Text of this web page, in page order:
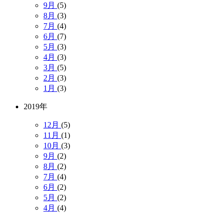
9月 (5)
8月 (3)
7月 (4)
6月 (7)
5月 (3)
4月 (3)
3月 (5)
2月 (3)
1月 (3)
2019年
12月 (5)
11月 (1)
10月 (3)
9月 (2)
8月 (2)
7月 (4)
6月 (2)
5月 (2)
4月 (4)